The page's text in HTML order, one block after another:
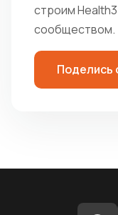
строим
сообществом.
Поделись